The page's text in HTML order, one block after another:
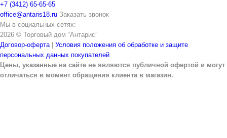
+7 (3412) 65-65-65
office@antaris18.ru Заказать звонок
Мы в социальных сетях:
2026 © Торговый дом “Антарис”
Договор-оферта| Условия положения об обработке и защите
персональных данных покупателей
Цены, указанные на сайте не являются публичной офертой и могут
отличаться в момент обращения клиента в магазин.